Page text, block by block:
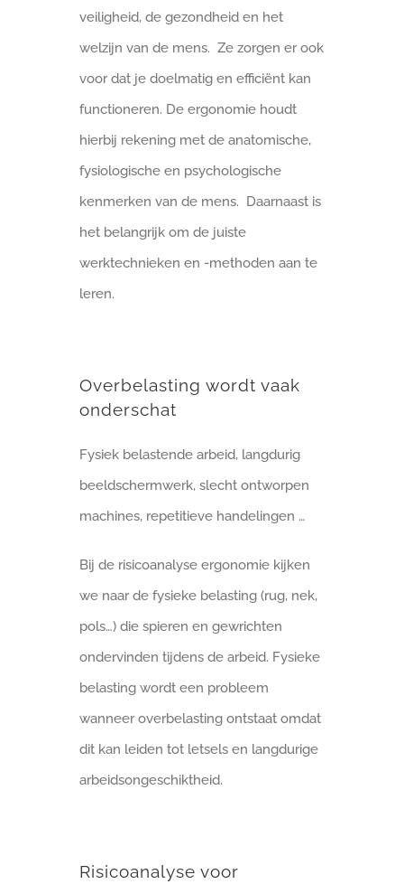
veiligheid, de gezondheid en het
welzijn van de mens. Ze zorgen er ook
voor dat je doelmatig en efficiënt kan
functioneren. De ergonomie houdt
hierbij rekening met de anatomische,
fysiologische en psychologische
kenmerken van de mens. Daarnaast is
het belangrijk om de juiste
werktechnieken en -methoden aan te
leren.
Overbelasting wordt vaak
onderschat
Fysiek belastende arbeid, langdurig
beeldschermwerk, slecht ontworpen
machines, repetitieve handelingen …
Bij de risicoanalyse ergonomie kijken
we naar de fysieke belasting (rug, nek,
pols…) die spieren en gewrichten
ondervinden tijdens de arbeid. Fysieke
belasting wordt een probleem
wanneer overbelasting ontstaat omdat
dit kan leiden tot letsels en langdurige
arbeidsongeschiktheid.
Risicoanalyse voor